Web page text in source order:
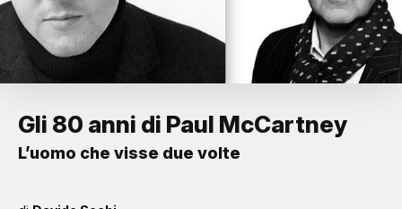
Gli 80 anni di Paul McCartney
L’uomo che visse due volte